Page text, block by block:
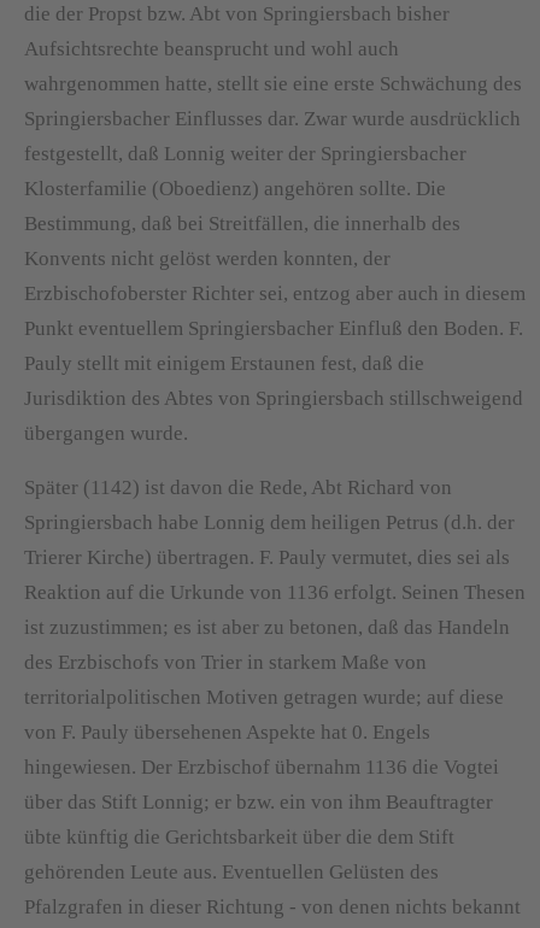
die der Propst bzw. Abt von Springiersbach bisher
Aufsichtsrechte beansprucht und wohl auch
wahrgenommen hatte, stellt sie eine erste Schwächung des
Springiersbacher Einflusses dar. Zwar wurde ausdrücklich
festgestellt, daß Lonnig weiter der Springiersbacher
Klosterfamilie (Oboedienz) angehören sollte. Die
Bestimmung, daß bei Streitfällen, die innerhalb des
Konvents nicht gelöst werden konnten, der
Erzbischofoberster Richter sei, entzog aber auch in diesem
Punkt eventuellem Springiersbacher Einfluß den Boden. F.
Pauly stellt mit einigem Erstaunen fest, daß die
Jurisdiktion des Abtes von Springiersbach stillschweigend
übergangen wurde.
Später (1142) ist davon die Rede, Abt Richard von
Springiersbach habe Lonnig dem heiligen Petrus (d.h. der
Trierer Kirche) übertragen. F. Pauly vermutet, dies sei als
Reaktion auf die Urkunde von 1136 erfolgt. Seinen Thesen
ist zuzustimmen; es ist aber zu betonen, daß das Handeln
des Erzbischofs von Trier in starkem Maße von
territorialpolitischen Motiven getragen wurde; auf diese
von F. Pauly übersehenen Aspekte hat 0. Engels
hingewiesen. Der Erzbischof übernahm 1136 die Vogtei
über das Stift Lonnig; er bzw. ein von ihm Beauftragter
übte künftig die Gerichtsbarkeit über die dem Stift
gehörenden Leute aus. Eventuellen Gelüsten des
Pfalzgrafen in dieser Richtung - von denen nichts bekannt